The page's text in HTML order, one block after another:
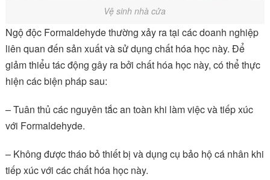
Vệ sinh nhà cửa
Ngộ độc Formaldehyde thường xảy ra tại các doanh nghiệp
liên quan đến sản xuất và sử dụng chất hóa học này. Để
giảm thiểu tác động gây ra bởi chất hóa học này, có thể thực
hiện các biện pháp sau:
– Tuân thủ các nguyên tắc an toàn khi làm việc và tiếp xúc
với Formaldehyde.
– Không được tháo bỏ thiết bị và dụng cụ bảo hộ cá nhân khi
tiếp xúc với các chất hóa học này.